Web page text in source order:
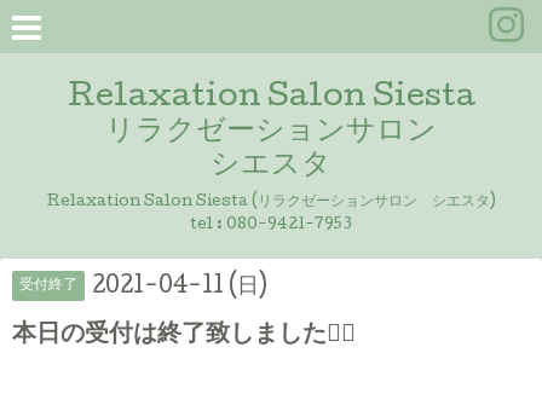
Relaxation Salon Siesta
リラクゼーションサロン
シエスタ
Relaxation Salon Siesta (リラクゼーションサロン シエスタ)
tel : 080-9421-7953
受付終了 2021-04-11 (日)
本日の受付は終了致しました🙇‍♀️